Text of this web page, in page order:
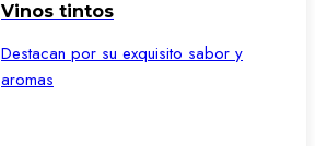
Vinos tintos
Destacan por su exquisito sabor y
aromas